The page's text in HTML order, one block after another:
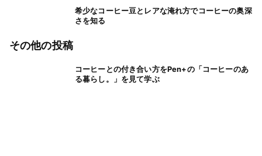
希少なコーヒー豆とレアな淹れ方でコーヒーの奥深
さを知る
その他の投稿
コーヒーとの付き合い方をPen+の「コーヒーのあ
る暮らし。」を見て学ぶ